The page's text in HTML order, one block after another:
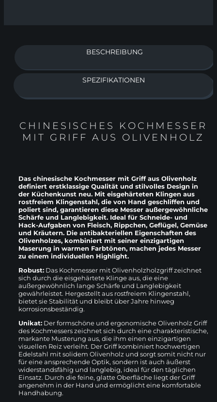
BESCHREIBUNG
SPEZIFIKATIONEN
CHINESISCHES KOCHMESSER
MIT GRIFF AUS OLIVENHOLZ
Das chinesische Kochmesser mit Griff aus Olivenholz
definiert erstklassige Qualität und stilvolles Design in
der Küchenkunst neu. Mit eisgehärteten Klingen aus
rostfreiem Klingenstahl, die von Hand geschliffen und
poliert sind, garantieren diese Messer außergewöhnliche
Schärfe und Langlebigkeit. Ideal für Schneide- und
Hack-Aufgaben von Fleisch, Rippchen, Geflügel, Gemüse
und Kräutern. Die antibakteriellen Eigenschaften des
Olivenholzes, kombiniert mit seiner einzigartigen
Maserung in warmen Farbtönen, machen jedes Messer
zu einem individuellen Highlight.
Robust: Das Kochmesser mit Olivenholzholzgriff zeichnet
sich durch die eisgehärtete Klinge aus, die eine
außergewöhnlich lange Schärfe und Langlebigkeit
gewährleistet. Hergestellt aus rostfreiem Klingenstahl,
bietet sie Stabilität und bleibt über Jahre hinweg
korrosionsbeständig.
Unikat: Der formschöne und ergonomische Olivenholz Griff
des Kochmessers zeichnet sich durch eine charakteristische,
markante Musterung aus, die ihm einen einzigartigen
visuellen Reiz verleiht. Der Griff kombiniert hochwertigen
Edelstahl mit solidem Olivenholz und sorgt somit nicht nur
für eine ansprechende Optik, sondern ist auch äußerst
widerstandsfähig und langlebig, ideal für den täglichen
Einsatz. Durch die feine, glatte Oberfläche liegt der Griff
angenehm in der Hand und ermöglicht eine komfortable
Handhabung.